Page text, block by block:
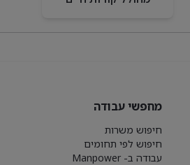
מחפשי עבודה
חיפוש משרות
חיפוש לפי תחומים
עבודה ב- Manpower